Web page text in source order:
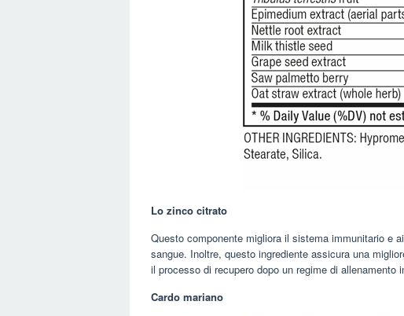
Lo zinco citrato
Questo componente migliora il sistema immunitario e
sangue. Inoltre, questo ingrediente assicura una
il processo di recupero dopo un regime di allenamento
Cardo mariano